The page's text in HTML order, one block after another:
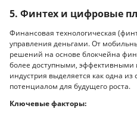
5. Финтех и цифровые
Финансовая технологическая
управления деньгами. От
решений на основе блокчейна
более доступными, эффективными
индустрия выделяется как одна
потенциалом для будущего роста.
Ключевые факторы: